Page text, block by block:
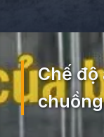
Chế độ
chuồng